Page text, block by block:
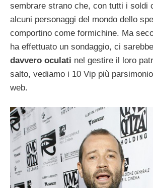
sembrare strano che, con tutti i soldi
alcuni personaggi del mondo dello
comportino come formichine. Ma
ha effettuato un sondaggio, ci
davvero oculati nel gestire il loro
salto, vediamo i 10 Vip più
web.